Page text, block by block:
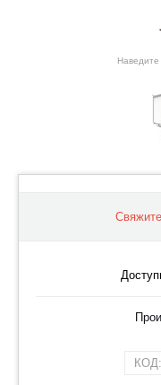
Наведите
КОД: